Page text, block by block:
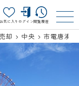
お気に入り ログイン閲覧履歴
却 中央 市電唐湊